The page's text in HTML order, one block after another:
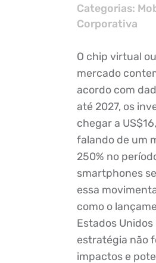
Categorias:
Corporativa
O chip virtual
mercado
acordo com
até 2027, os
chegar a
falando de um
250% no
smartphones
essa
como o
Estados
estratégia não
impactos e